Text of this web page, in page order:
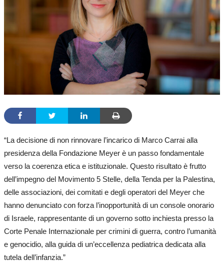
“La decisione di non rinnovare l’incarico di Marco Carrai alla
presidenza della Fondazione Meyer è un passo fondamentale
verso la coerenza etica e istituzionale. Questo risultato è frutto
dell’impegno del Movimento 5 Stelle, della Tenda per la Palestina,
delle associazioni, dei comitati e degli operatori del Meyer che
hanno denunciato con forza l’inopportunità di un console onorario
di Israele, rappresentante di un governo sotto inchiesta presso la
Corte Penale Internazionale per crimini di guerra, contro l’umanità
e genocidio, alla guida di un’eccellenza pediatrica dedicata alla
tutela dell’infanzia.”